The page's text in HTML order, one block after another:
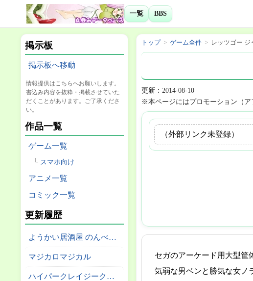
一覧 BBS
掲示板
掲示板へ移動
情報提供はこちらへお願いします。
書込み内容を抜粋・掲載させていた
だくことがあります。ご了承くださ
い。
作品一覧
ゲーム一覧
スマホ向け
アニメ一覧
コミック一覧
更新履歴
ようかい居酒屋 のんべれケ。
マジカロマジカル
ハイパークレイジークライマー
トップ ゲーム全件 レッツゴー ジ
更新：2014-08-10
※本ページにはプロモーション（ア
（外部リンク未登録）
セガのアーケード用大型筐
気弱な男ベンと勝気な女ノ